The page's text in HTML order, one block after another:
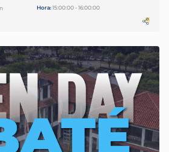
Hora:15:00:00 - 16:00:00